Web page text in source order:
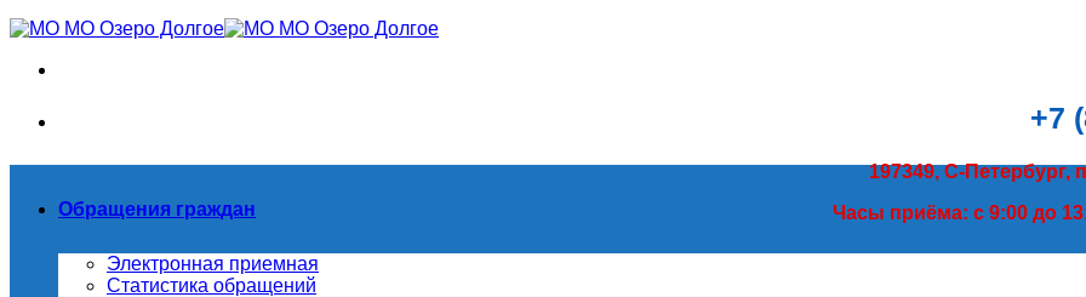
+7
197349, С-Петербург,
Часы приёма: с 9:00 до
Обращения граждан
Электронная приемная
Статистика обращений